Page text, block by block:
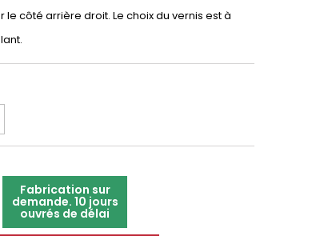
le côté arrière droit. Le choix du vernis est à
Fabrication sur
demande. 10 jours
ouvrés de délai